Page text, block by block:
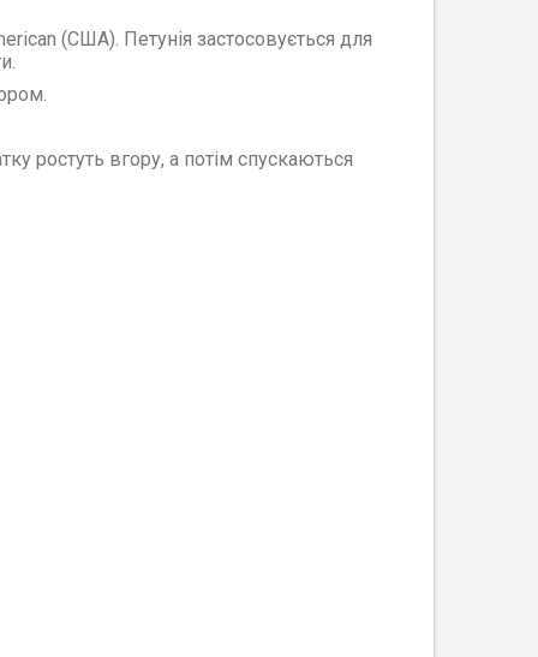
(США). Петунія застосовується для
ростуть вгору, а потім спускаються